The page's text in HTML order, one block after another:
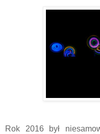
Rok 2016 był